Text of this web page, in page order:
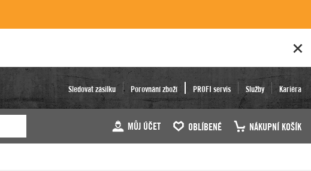
Sledovat zásilku Porovnání zboží PROFI servis Služby Kariéra
MŮJ ÚČET OBLÍBENÉ NÁKUPNÍ KOŠÍK